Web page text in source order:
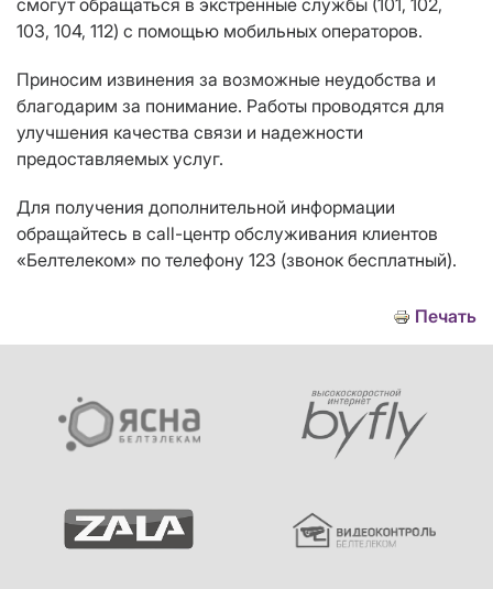
смогут обращаться в экстренные службы (101, 102,
103, 104, 112) с помощью мобильных операторов.
Приносим извинения за возможные неудобства и
благодарим за понимание. Работы проводятся для
улучшения качества связи и надежности
предоставляемых услуг.
Для получения дополнительной информации
обращайтесь в call-центр обслуживания клиентов
«Белтелеком» по телефону 123 (звонок бесплатный).
Печать